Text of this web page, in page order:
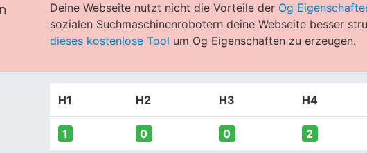
Deine Webseite nutzt nicht die Vorteile der Og
sozialen Suchmaschinenrobotern deine Webseite besser
dieses kostenlose Tool um Og Eigenschaften zu erzeugen.
H1 H2 H3 H4
1 0 0 2